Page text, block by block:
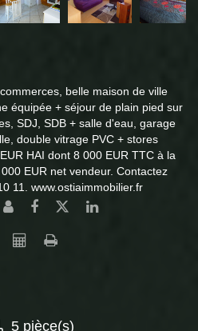
belle maison de ville
équipée + séjour de plain pied sur
SDJ, SDB + salle d'eau, garage
double vitrage PVC + stores
HAI dont 8 000 EUR TTC à la
EUR net vendeur. Contactez
11. www.ostiaimmobilier.fr
5 pièce(s)